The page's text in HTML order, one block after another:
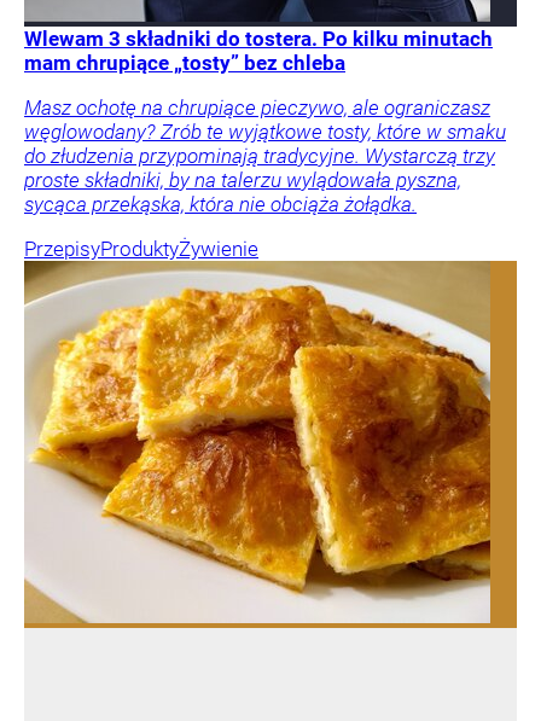
Wlewam 3 składniki do tostera. Po kilku minutach
mam chrupiące „tosty” bez chleba
Masz ochotę na chrupiące pieczywo, ale ograniczasz
węglowodany? Zrób te wyjątkowe tosty, które w smaku
do złudzenia przypominają tradycyjne. Wystarczą trzy
proste składniki, by na talerzu wylądowała pyszna,
sycąca przekąska, która nie obciąża żołądka.
PrzepisyProduktyŻywienie